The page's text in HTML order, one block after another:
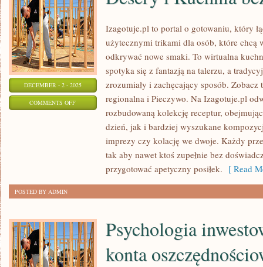
DECEMBER - 2 - 2025
COMMENTS OFFON
Izagotuje.pl to portal o gotowaniu, który
użytecznymi trikami dla osób, które chcą
odkrywać nowe smaki. To wirtualna
spotyka się z fantazją na talerzu, a
zrozumiały i zachęcający sposób.
regionalna i Pieczywo. Na Izagotuje.pl
rozbudowaną kolekcję receptur,
dzień, jak i bardziej wyszukane
imprezy czy kolację we dwoje. Każdy
tak aby nawet ktoś zupełnie bez
przygotować apetyczny posiłek. [ Read
POSTED BY ADMIN
Psychologia
konta